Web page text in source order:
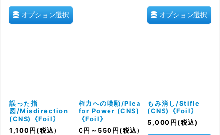
オプション選択 オプション選択
誤った指
図/Misdirection
(CNS)《Foil》
1,100 円 (税込)
権力への嘆願/Plea
for Power (CNS)
《Foil》
0 円 ～550 円 (税込)
もみ消し/Stifle
(CNS)《Foil》
5,000 円 (税込)